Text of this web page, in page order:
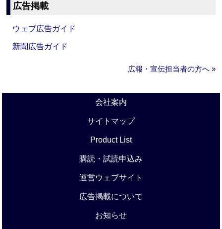
広告掲載
ウェブ広告ガイド
新聞広告ガイド
広報・宣伝担当者の方へ »
会社案内
サイトマップ
Product List
購読・試読申込み
運営ウェブサイト
広告掲載について
お知らせ